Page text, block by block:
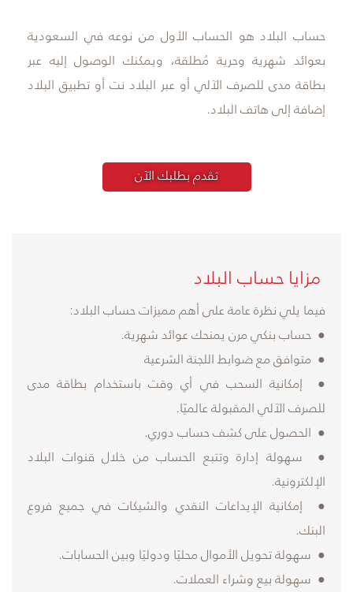
حساب البلاد هو الحساب الأول من نوعه في السعودية
بعوائد شهرية وحرية مُطلقة، ويمكنك الوصول إليه عبر
بطاقة مدى للصرف الآلي أو عبر البلاد نت أو تطبيق البلاد
إضافة إلى هاتف البلاد.
تقدم بطلبك الآن
فيما يلي نظرة عامة على أهم مميزات حساب البلاد:
● حساب بنكي مرن يمنحك عوائد شهرية.
● متوافق مع ضوابط اللجنة الشرعية
● إمكانية السحب في أي وقت باستخدام بطاقة مدى
للصرف الآلي المقبولة عالميًا.
● الحصول على كشف حساب دوري.
● سهولة إدارة وتتبع الحساب من خلال قنوات البلاد
الإلكترونية.
● إمكانية الإيداعات النقدي والشيكات في جميع فروع
البنك.
● سهولة تحويل الأموال محليًا ودوليًا وبين الحسابات.
● سهولة بيع وشراء العملات.